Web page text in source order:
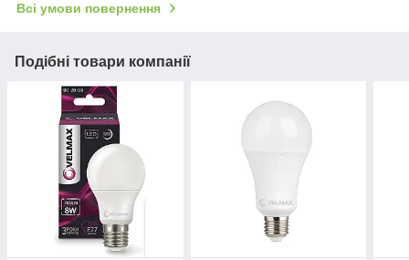
Всі умови повернення
Подібні товари компанії